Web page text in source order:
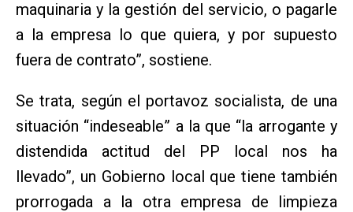
maquinaria y la gestión del servicio, o pagarle
a la empresa lo que quiera, y por supuesto
fuera de contrato”, sostiene.
Se trata, según el portavoz socialista, de una
situación “indeseable” a la que “la arrogante y
distendida actitud del PP local nos ha
llevado”, un Gobierno local que tiene también
prorrogada a la otra empresa de limpieza